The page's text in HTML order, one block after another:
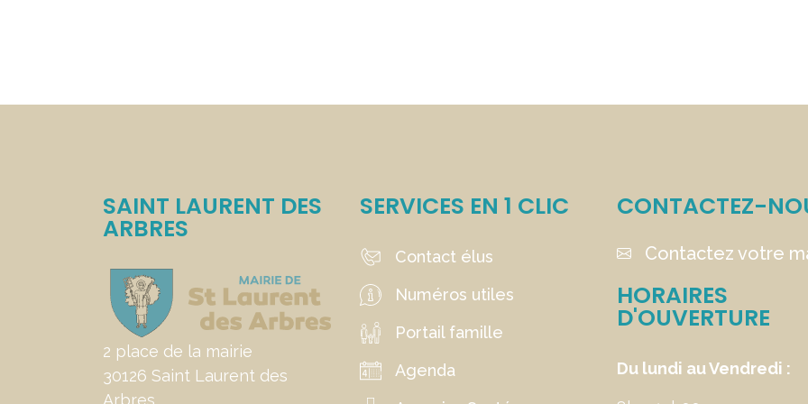
SAINT LAURENT DES
ARBRES
2 place de la mairie
30126 Saint Laurent des
Arbres
SERVICES EN 1 CLIC
Contact élus
Numéros utiles
Portail famille
Agenda
CONTACTEZ-
Contactez votre
HORAIRES
D'OUVERTURE
Du lundi au Vendredi :